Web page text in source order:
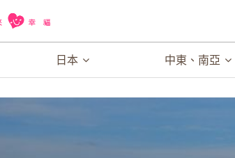
日本 中東、南亞